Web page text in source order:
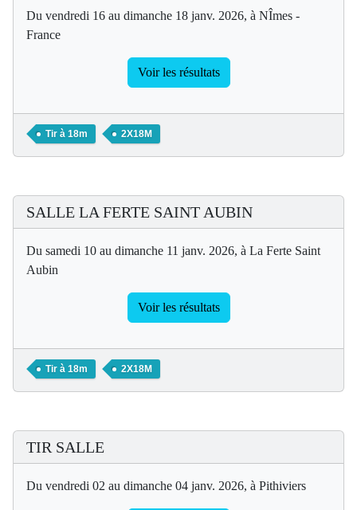
Du vendredi 16 au dimanche 18 janv. 2026, à NÎmes -
France
Voir les résultats
Tir à 18m 2X18M
SALLE LA FERTE SAINT AUBIN
Du samedi 10 au dimanche 11 janv. 2026, à La Ferte Saint
Aubin
Voir les résultats
Tir à 18m 2X18M
TIR SALLE
Du vendredi 02 au dimanche 04 janv. 2026, à Pithiviers